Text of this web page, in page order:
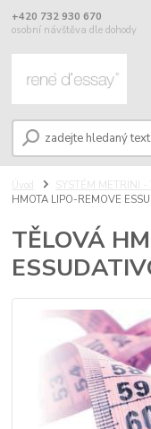
+420 732 930 670
osobní návštěva dle dohody
Úvod SYSTÉM METRINI -
HMOTA LIPO-REMOVE
TĚLOVÁ